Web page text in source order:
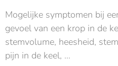
Mogelijke symptomen bij
gevoel van een krop in de
stemvolume, heesheid,
pijn in de keel, ...